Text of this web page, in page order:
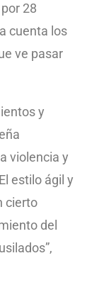
28
cuenta los
ve pasar
y
violencia y
estilo ágil y
cierto
del